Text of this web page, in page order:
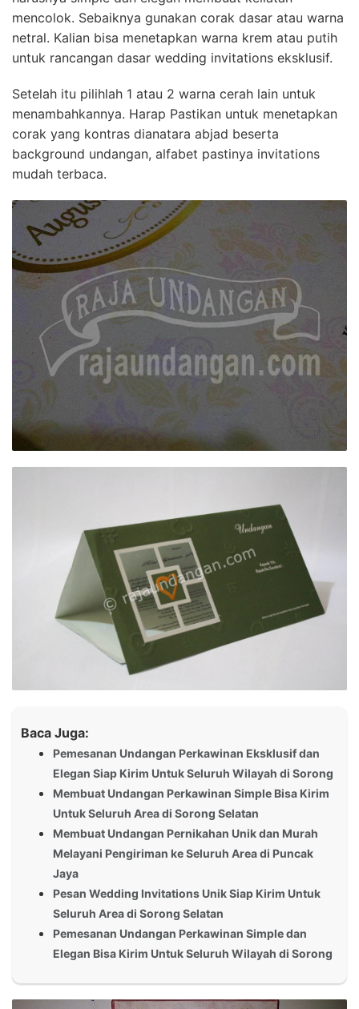
mencolok. Sebaiknya gunakan corak dasar atau warna
netral. Kalian bisa menetapkan warna krem atau putih
untuk rancangan dasar wedding invitations eksklusif.
Setelah itu pilihlah 1 atau 2 warna cerah lain untuk
menambahkannya. Harap Pastikan untuk menetapkan
corak yang kontras dianatara abjad beserta
background undangan, alfabet pastinya invitations
mudah terbaca.
Baca Juga:
Pemesanan Undangan Perkawinan Eksklusif dan
Elegan Siap Kirim Untuk Seluruh Wilayah di Sorong
Membuat Undangan Perkawinan Simple Bisa Kirim
Untuk Seluruh Area di Sorong Selatan
Membuat Undangan Pernikahan Unik dan Murah
Melayani Pengiriman ke Seluruh Area di Puncak
Jaya
Pesan Wedding Invitations Unik Siap Kirim Untuk
Seluruh Area di Sorong Selatan
Pemesanan Undangan Perkawinan Simple dan
Elegan Bisa Kirim Untuk Seluruh Wilayah di Sorong